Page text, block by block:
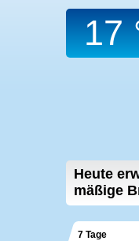
17
Heute
mäßige
7 Tage